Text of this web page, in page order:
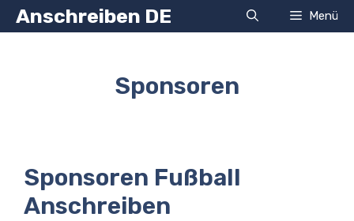
Zum
Inhalt
Anschreiben DE Menü
Sponsoren
Sponsoren Fußball
Anschreiben